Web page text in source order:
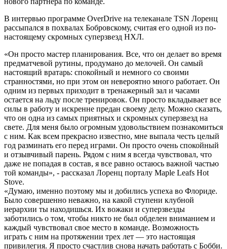
В интервью программе OverDrive на телеканале TSN Лоренц
рассыпался в похвалах Бобровскому, считая его одной из по-
настоящему скромных суперзвезд НХЛ.
«Он просто мастер планирования. Все, что он делает во время
предматчевой рутины, продумано до мелочей. Он самый
настоящий вратарь: спокойный и немного со своими
странностями, но при этом он невероятно много работает. Он
одним из первых приходит в тренажерный зал и часами
остается на льду после тренировок. Он просто вкладывает все
силы в работу и искренне предан своему делу. Можно сказать,
что он одна из самых приятных и скромных суперзвезд на
свете. Для меня было огромным удовольствием познакомиться
с ним. Как всем прекрасно известно, мне выпала честь целый
год разминать его перед играми. Он просто очень спокойный
и отзывчивый парень. Рядом с ним я всегда чувствовал, что
даже не попадая в состав, я все равно остаюсь важной частью
той команды», - рассказал Лоренц порталу Maple Leafs Hot
Stove.
«Думаю, именно поэтому мы и добились успеха во Флориде.
Было совершенно неважно, на какой ступени клубной
иерархии ты находишься. Их вожаки и суперзвезды
заботились о том, чтобы никто не был обделен вниманием и
каждый чувствовал свое место в команде. Возможность
играть с ним на протяжении трех лет — это настоящая
привилегия. Я просто счастлив снова начать работать с Бобби.